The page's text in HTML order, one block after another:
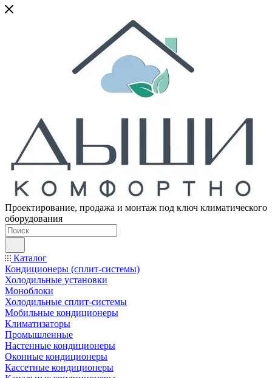
Проектирование, продажа и монтаж под ключ климатического
оборудования
Каталог
Кондиционеры (сплит-системы)
Холодильные установки
Моноблоки
Холодильные сплит-системы
Мобильные кондиционеры
Климатизаторы
Промышленные
Настенные кондиционеры
Оконные кондиционеры
Кассетные кондиционеры